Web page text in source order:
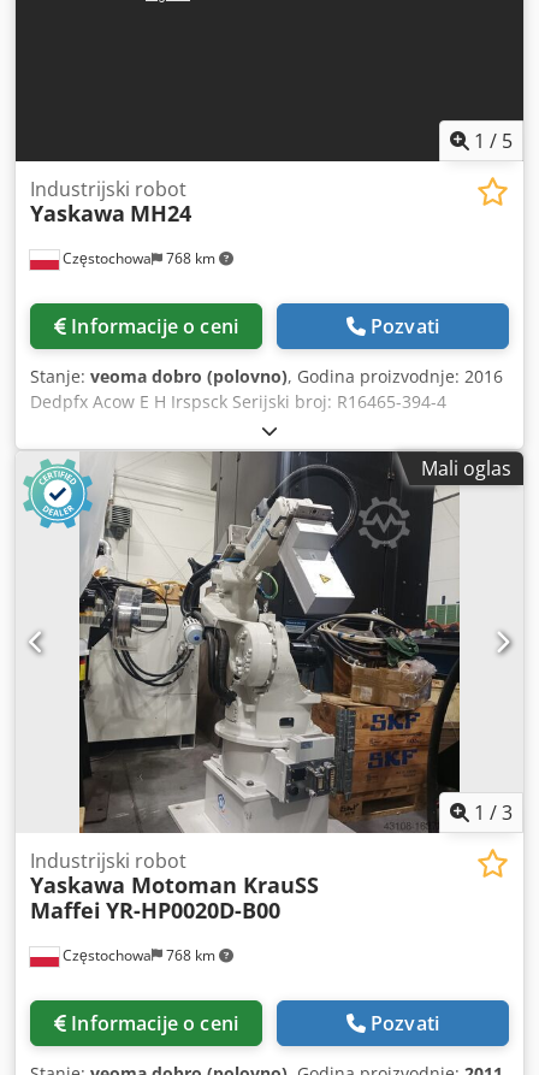
1 / 5
Częstochowa 768 km
Industrijski robot
Yaskawa MH24
Informacije o ceni Pozvati
Stanje: veoma dobro (polovno), Godina proizvodnje: 2016
Dedpfx Acow E H Irspsck Serijski broj: R16465-394-4
Nosivost: 10 kg Masa robota: 280 kg Maksimalni
pneumatski pritisak: 490 kPa Napajanje: AC 400V, trofazno,
50/60 Hz Upravljanje: DX200
Mali oglas
1 /3
Częstochowa 768 km
Industrijski robot
Yaskawa Motoman KrauSS
Maffei YR-HP0020D-B00
Informacije o ceni Pozvati